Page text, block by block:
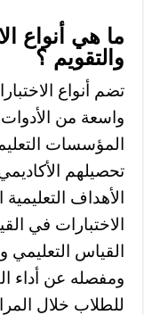
ما هي أنواع
والتقويم ؟
تضم أنواع
واسعة من الأدوات
المؤسسات
تحصيلهم
الأهداف
الاختبارات في
القياس التعليمي
ومفصله عن أداء
للطلاب خلال